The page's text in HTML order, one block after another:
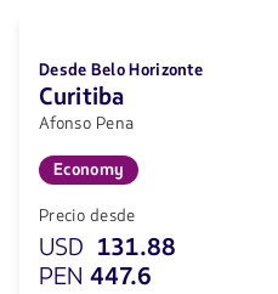
Desde Belo Horizonte
Curitiba
Afonso Pena
Economy
Precio desde
USD 131.88
PEN 447.6